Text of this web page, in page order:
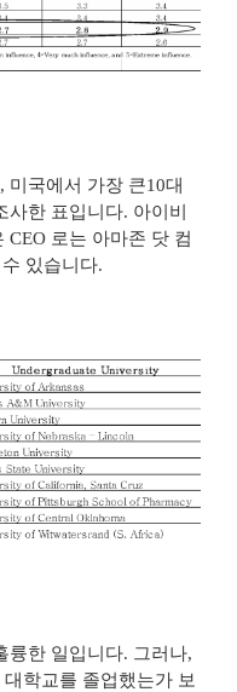
, 미국에서 가장 큰10대
사한 표입니다. 아이비
CEO 로는 아마존 닷 컴
있습니다.
륭한 일입니다. 그러나,
학교를 졸업했는가 보